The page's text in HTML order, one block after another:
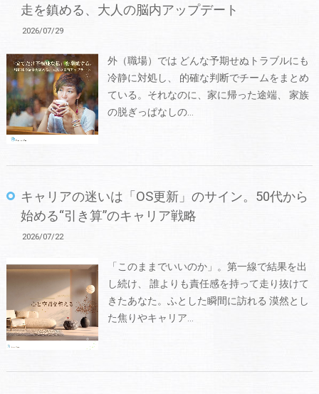
走を鎮める、大人の脳内アップデート
2026/07/29
外（職場）では どんな予期せぬトラブルにも
冷静に対処し、 的確な判断でチームをまとめ
ている。それなのに、家に帰った途端、 家族
の脱ぎっぱなしの…
キャリアの迷いは「OS更新」のサイン。50代から
始める“引き算”のキャリア戦略
2026/07/22
「このままでいいのか」。第一線で結果を出
し続け、 誰よりも責任感を持って走り抜けて
きたあなた。ふとした瞬間に訪れる 漠然とし
た焦りやキャリア…